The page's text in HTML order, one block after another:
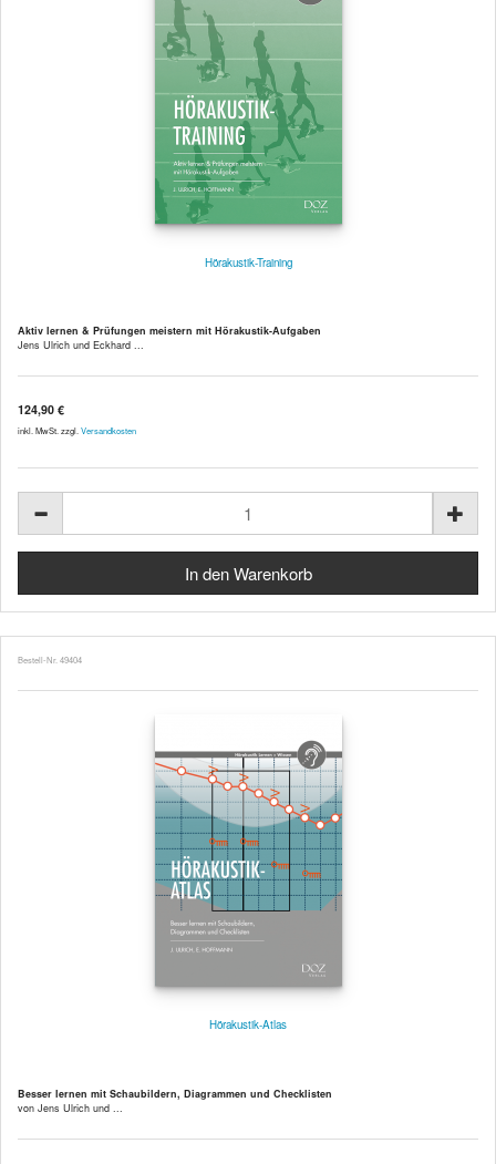
Hörakustik-Training
Aktiv lernen & Prüfungen meistern mit Hörakustik-Aufgaben
Jens Ulrich und Eckhard ...
124,90 €
inkl. MwSt. zzgl. Versandkosten
Bestell-Nr. 49404
Hörakustik-Atlas
Besser lernen mit Schaubildern, Diagrammen und Checklisten
von Jens Ulrich und ...